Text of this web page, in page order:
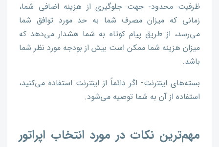
ظرفیت محدود- جهت جلوگیری از هزینه اضافی شما،
زمانی که میزان مصرف شما به حد مورد توافق شما
می‌رسد، از طریق پیام کوتاه به شما هشدار می‌دهد که
میزان هزینه شما ممکن است بیش از بودجه مورد نظر شما
باشد.
بسته‌های اینترنت- اگر دائماً از اینترنت استفاده می‌کنید،
استفاده از آن به شما توصیه می‌شود.
مهم‌ترین نکات در مورد انتخاب اپراتور